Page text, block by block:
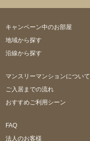
キャンペーン中のお部屋
地域から探す
沿線から探す
マンスリーマンションについて
ご入居までの流れ
おすすめご利用シーン
FAQ
法人のお客様